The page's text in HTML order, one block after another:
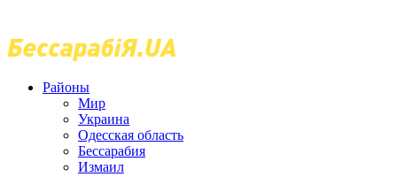
Районы
Мир
Украина
Одесская область
Бессарабия
Измаил